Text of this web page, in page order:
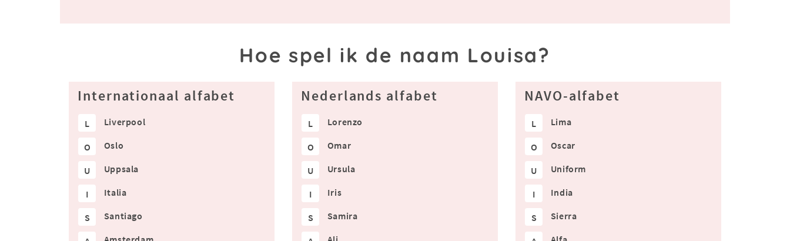
Hoe spel ik de naam Louisa?
Internationaal alfabet
L Liverpool
O Oslo
U Uppsala
I Italia
S Santiago
Nederlands alfabet
L Lorenzo
O Omar
U Ursula
I Iris
S Samira
NAVO-alfabet
L Lima
O Oscar
U Uniform
I India
S Sierra